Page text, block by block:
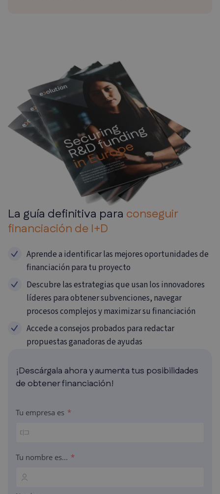
La guía definitiva para conseguir
financiación de I+D
Aprende a identificar las mejores oportunidades de
financiación para tu proyecto
Descubre las estrategias que usan los innovadores
líderes para obtener subvenciones, navegar
procesos complejos y maximizar su financiación
Accede a consejos probados para redactar
propuestas ganadoras de ayudas
¡Descárgala ahora y aumenta tus posibilidades
de obtener financiación!